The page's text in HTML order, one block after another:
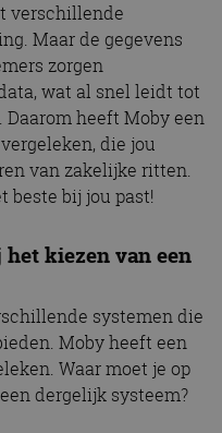
verschillende
Maar de gegevens
zorgen
wat al snel leidt tot
heeft Moby een
die jou
van zakelijke ritten.
beste bij jou past!
kiezen van een
systemen die
Moby heeft een
Waar moet je op
dergelijk systeem?